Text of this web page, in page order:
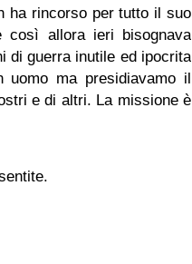
ha rincorso per tutto il suo
così allora ieri bisognava
di guerra inutile ed ipocrita
uomo ma presidiavamo il
e di altri. La missione è